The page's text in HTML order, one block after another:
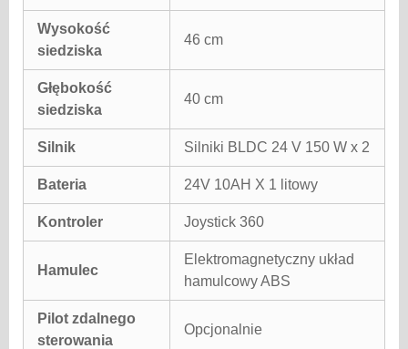
Wysokość
siedziska
46 cm
Głębokość
siedziska
40 cm
Silnik Silniki BLDC 24 V 150 W x 2
Bateria 24V 10AH X 1 litowy
Kontroler Joystick 360
Hamulec
Elektromagnetyczny układ
hamulcowy ABS
Pilot zdalnego
sterowania
Opcjonalnie